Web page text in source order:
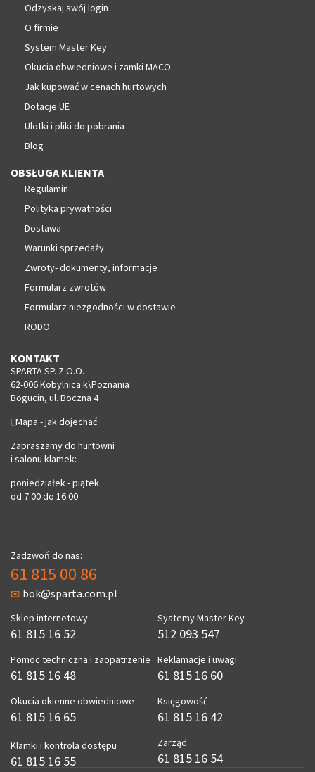
Odzyskaj swój login
O firmie
System Master Key
Okucia obwiedniowe i zamki MACO
Jak kupować w cenach hurtowych
Dotacje UE
Ulotki i pliki do pobrania
Blog
OBSŁUGA KLIENTA
Regulamin
Polityka prywatności
Dostawa
Warunki sprzedaży
Zwroty- dokumenty, informacje
Formularz zwrotów
Formularz niezgodności w dostawie
RODO
KONTAKT
SPARTA SP. Z O.O.
62-006 Kobylnica k\Poznania
Bogucin, ul. Boczna 4
Mapa - jak dojechać
Zapraszamy do hurtowni
i salonu klamek:
poniedziałek - piątek
od 7.00 do 16.00
Zadzwoń do nas:
61 815 00 86
bok@sparta.com.pl
Sklep internetowy
61 815 16 52
Pomoc techniczna i zaopatrzenie
61 815 16 48
Okucia okienne obwiedniowe
61 815 16 65
Klamki i kontrola dostępu
61 815 16 55
Systemy Master Key
512 093 547
Reklamacje i uwagi
61 815 16 60
Księgowość
61 815 16 42
Zarząd
61 815 16 54